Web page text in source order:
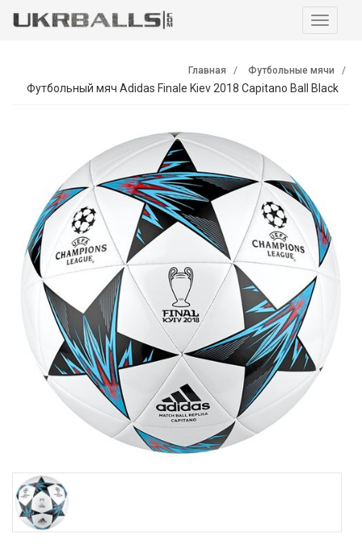
Главная Футбольные мячи
Футбольный мяч Adidas Finale Kiev 2018 Capitano Ball Black